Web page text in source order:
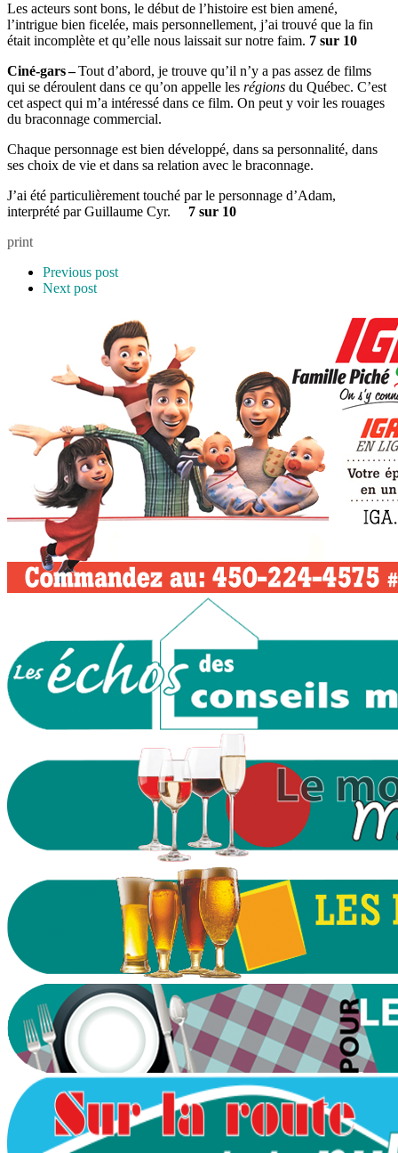
Les acteurs sont bons, le début de l’histoire est bien amené,
l’intrigue bien ficelée, mais personnellement, j’ai trouvé que la fin
était incomplète et qu’elle nous laissait sur notre faim. 7 sur 10
Ciné-gars –Tout d’abord, je trouve qu’il n’y a pas assez de films
qui se déroulent dans ce qu’on appelle les régions du Québec. C’est
cet aspect qui m’a intéressé dans ce film. On peut y voir les rouages
du braconnage commercial.
Chaque personnage est bien développé, dans sa personnalité, dans
ses choix de vie et dans sa relation avec le braconnage.
J’ai été particulièrement touché par le personnage d’Adam,
interprété par Guillaume Cyr. 7 sur 10
print
Previous post
Next post